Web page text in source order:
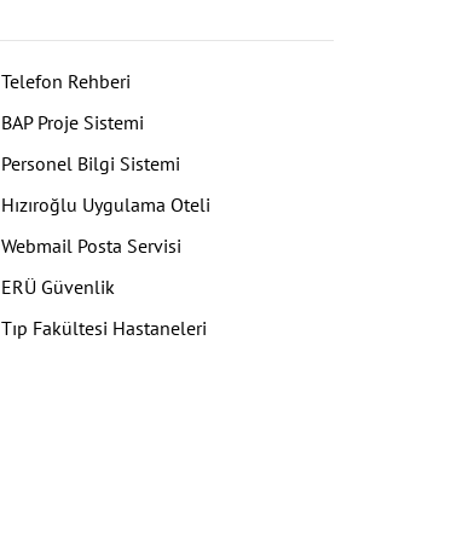
Telefon Rehberi
BAP Proje Sistemi
Personel Bilgi Sistemi
Hızıroğlu Uygulama Oteli
Webmail Posta Servisi
ERÜ Güvenlik
Tıp Fakültesi Hastaneleri